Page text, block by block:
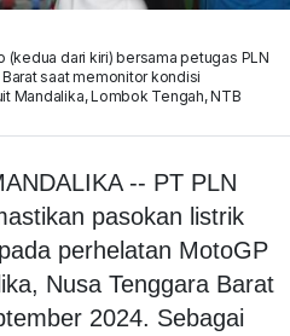
(kedua dari kiri) bersama petugas PLN
saat memonitor kondisi
Mandalika, Lombok Tengah, NTB
-- PT PLN
pasokan listrik
perhelatan MotoGP
Nusa Tenggara Barat
2024. Sebagai